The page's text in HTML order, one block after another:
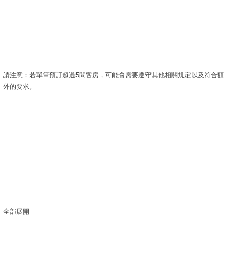
請注意：若單筆預訂超過5間客房，可能會需要遵守其他相關規定以及符合額
外的要求。
全部展開